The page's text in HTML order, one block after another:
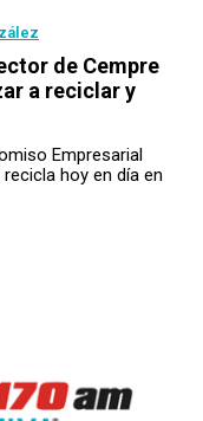
de Cempre
a reciclar y
Empresarial
hoy en día en